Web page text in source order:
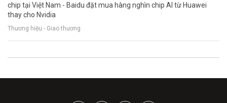
chip tại Việt Nam - Baidu đặt mua hàng nghìn chip AI từ Huawei
thay cho Nvidia
Thương hiệu - Giao thương